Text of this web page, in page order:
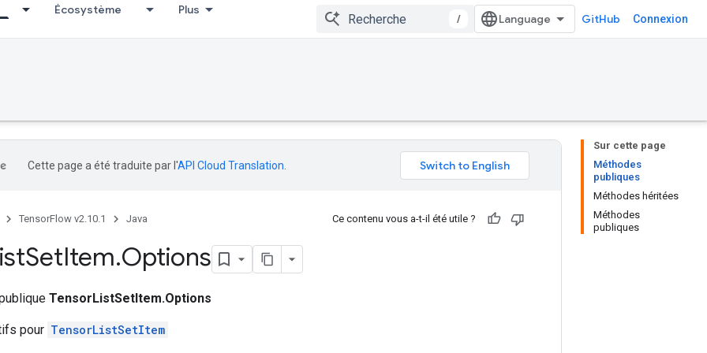
Écosystème Plus
/ GitHub Connexion
Sur cette page
Méthodes
publiques
Méthodes héritées
Méthodes
publiques
Cette page a été traduite par l'API Cloud Translation
TensorFlow v2.10.1 Java Ce contenu vous a-t-il été utile ?
SetItem.Options
TensorListSetItem.Options
pour TensorListSetItem